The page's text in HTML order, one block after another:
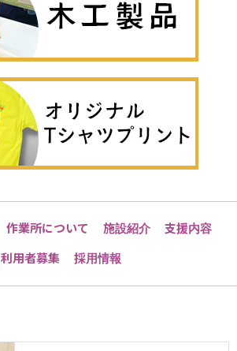
作業所について 施設紹介
支援内容
利用者募集
採用情報